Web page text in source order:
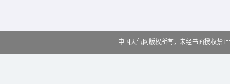
中国天气网版权所有，未经书面授权